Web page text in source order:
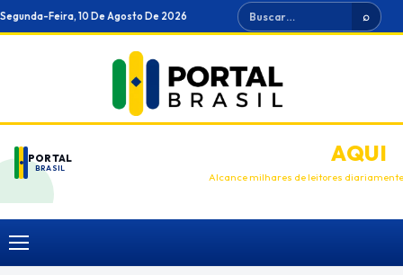
Ir
para
Segunda-Feira, 10 De Agosto De 2026 Buscar ⌕
PORTAL
BRASIL
ANUNCIEAQUI
Alcance milhares de leitores diariamente
Menu